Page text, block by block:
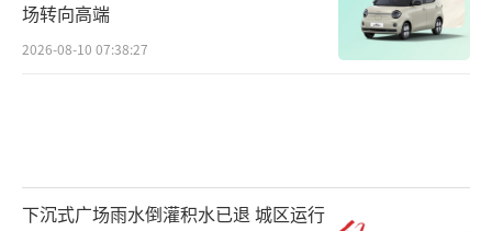
场转向高端
2026-08-10 07:38:27
下沉式广场雨水倒灌积水已退 城区运行